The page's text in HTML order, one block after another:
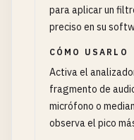
para aplicar un
preciso en su
CÓMO USARLO
Activa el
fragmento de
micrófono o
observa el pico